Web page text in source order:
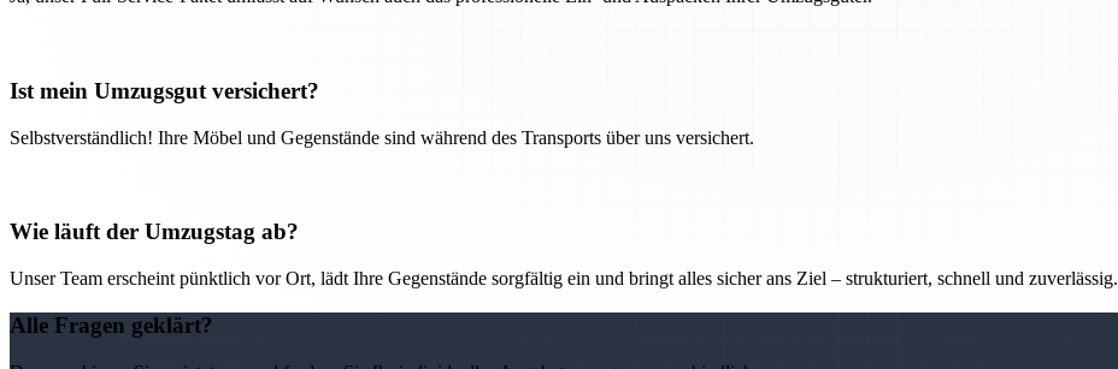
Ist mein Umzugsgut versichert?
Selbstverständlich! Ihre Möbel und Gegenstände sind während des Transports über uns versichert.
Wie läuft der Umzugstag ab?
Unser Team erscheint pünktlich vor Ort, lädt Ihre Gegenstände sorgfältig ein und bringt alles sicher ans Ziel – strukturiert, schnell und zuverlässig.
Alle Fragen geklärt?